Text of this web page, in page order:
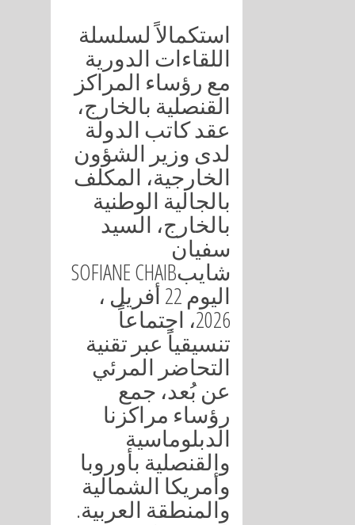
استكمالاً لسلسلة
اللقاءات الدورية
مع رؤساء المراكز
القنصلية بالخارج،
عقد كاتب الدولة
لدى وزير الشؤون
الخارجية، المكلف
بالجالية الوطنية
بالخارج، السيد
سفيان
شايبSOFIANE CHAIB
، اليوم 22 أفريل
2026، اجتماعاً
تنسيقياً عبر تقنية
التحاضر المرئي
عن بُعد، جمع
رؤساء مراكزنا
الدبلوماسية
والقنصلية بأوروبا
وأمريكا الشمالية
والمنطقة العربية.